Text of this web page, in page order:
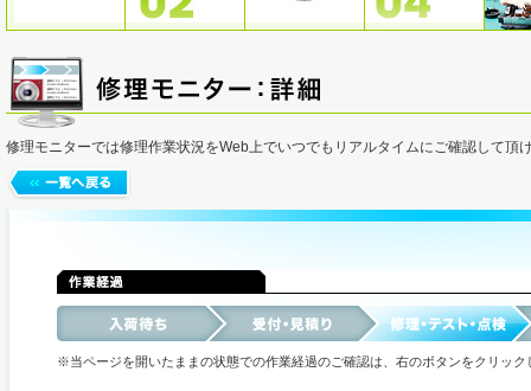
修理モニターでは修理作業状況をWeb上でいつでもリアルタイムにご確認して頂
※当ページを開いたままの状態での作業経過のご確認は、右のボタンをクリック